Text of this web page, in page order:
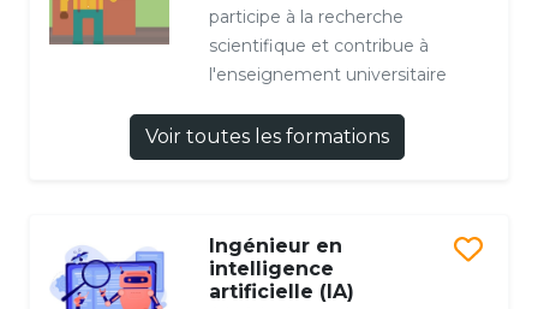
participe à la recherche
scientifique et contribue à
l'enseignement universitaire
Voir toutes les formations
Ingénieur en
intelligence
artificielle (IA)